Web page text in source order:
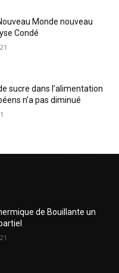
Monde nouveau
Condé
sucre dans l’alimentation
n’a pas diminué
de Bouillante un